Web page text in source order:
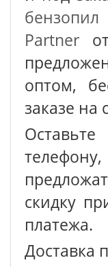
бензопил
Partner
оптом,
заказе на
скидку
платежа.
Доставка